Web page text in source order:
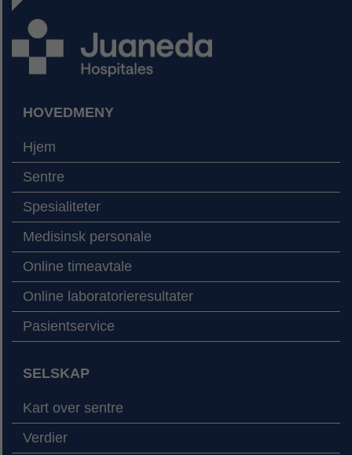
HOVEDMENY
Hjem
Sentre
Spesialiteter
Medisinsk personale
Online timeavtale
Online laboratorieresultater
Pasientservice
SELSKAP
Kart over sentre
Verdier